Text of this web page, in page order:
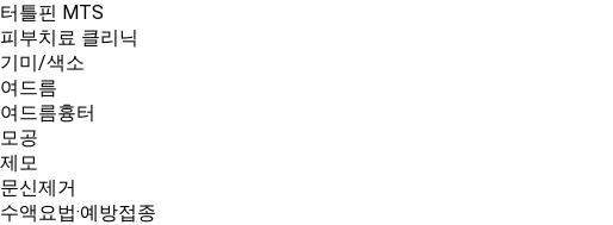
터틀핀 MTS
피부치료 클리닉
기미/색소
여드름
여드름흉터
모공
제모
문신제거
수액요법·예방접종